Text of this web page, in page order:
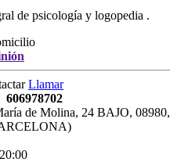
de psicología y logopedia .
Llamar
606978702
de Molina, 24 BAJO, 08980,
)